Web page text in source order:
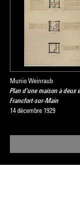
Munio Weinraub
Plan d'une maison à deux
Francfort-sur-Main
14 décembre 1929